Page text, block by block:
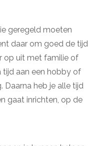
geregeld moeten
daar om goed de tijd
op uit met familie of
tijd aan een hobby of
Daarna heb je alle tijd
gaat inrichten, op de